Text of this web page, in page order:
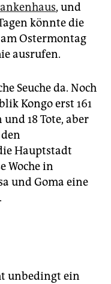
, und
könnte die
Ostermontag
ausrufen.
Seuche da. Noch
Kongo erst 161
18 Tote, aber
Hauptstadt
Woche in
und Goma eine
unbedingt ein